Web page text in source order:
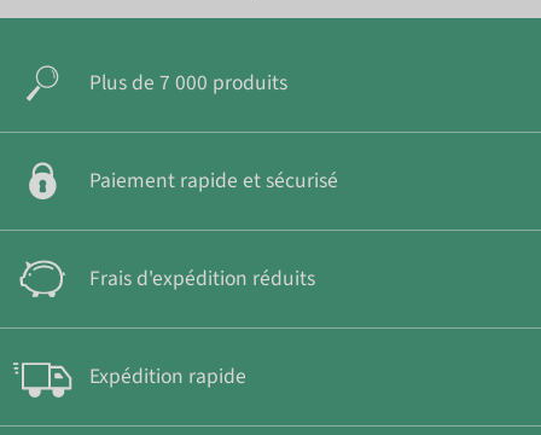
Plus de 7 000 produits
Paiement rapide et sécurisé
Frais d'expédition réduits
Expédition rapide